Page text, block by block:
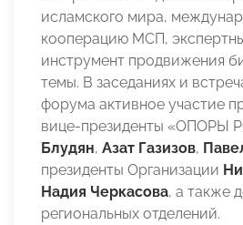
исламского мира,
кооперацию МСП,
инструмент продвижения
темы. В заседаниях и
форума активное участие
вице-президенты «ОПОРЫ
Блудян, Азат Газизов,
президенты Организации
Надия Черкасова, а также
региональных отделений.